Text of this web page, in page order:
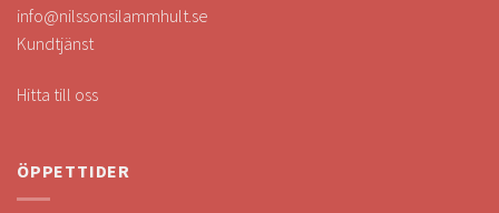
info@nilssonsilammhult.se
Kundtjänst
Hitta till oss
ÖPPETTIDER